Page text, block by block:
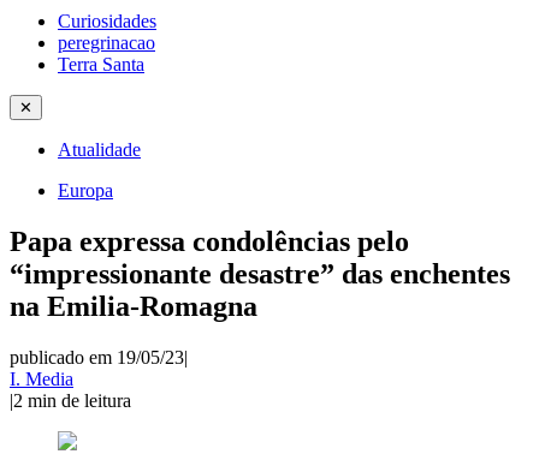
Curiosidades
peregrinacao
Terra Santa
✕
Atualidade
Europa
Papa expressa condolências pelo
“impressionante desastre” das enchentes
na Emilia-Romagna
publicado em 19/05/23|
I. Media
|2 min de leitura